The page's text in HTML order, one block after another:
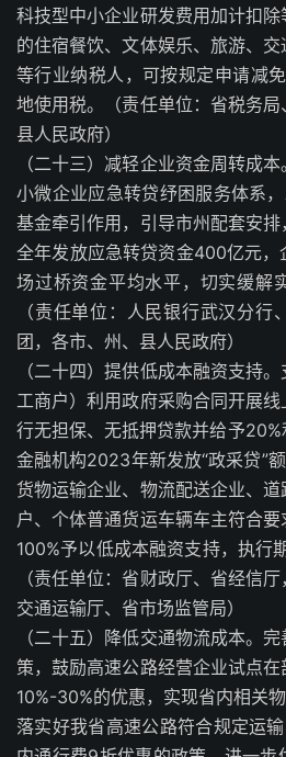
科技型中小企业研发费用加计扣
的住宿餐饮、文体娱乐、旅游、
等行业纳税人，可按规定申请减
地使用税。（责任单位：省税务局
县人民政府）
（二十三）减轻企业资金周转成
小微企业应急转贷纾困服务体系
基金牵引作用，引导市州配套安
全年发放应急转贷资金400亿元
场过桥资金平均水平，切实缓解
（责任单位：人民银行武汉分行
团，各市、州、县人民政府）
（二十四）提供低成本融资支持
工商户）利用政府采购合同开展
行无担保、无抵押贷款并给予
金融机构2023年新发放“政采贷”
货物运输企业、物流配送企业、
户、个体普通货运车辆车主符合
100%予以低成本融资支持，执行
（责任单位：省财政厅、省经信
交通运输厅、省市场监管局）
（二十五）降低交通物流成本。
策，鼓励高速公路经营企业试点
10%-30%的优惠，实现省内相关物
落实好我省高速公路符合规定运